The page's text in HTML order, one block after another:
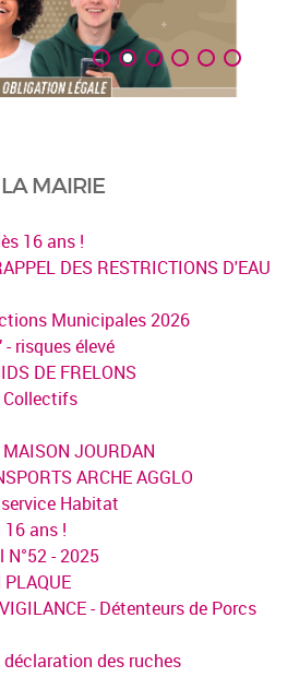
MAIRIE
16 ans !
DES RESTRICTIONS D'EAU
Municipales 2026
risques élevé
DE FRELONS
Collectifs
JOURDAN
ARCHE AGGLO
service Habitat
ans !
- 2025
PLAQUE
- Détenteurs de Porcs
des ruches